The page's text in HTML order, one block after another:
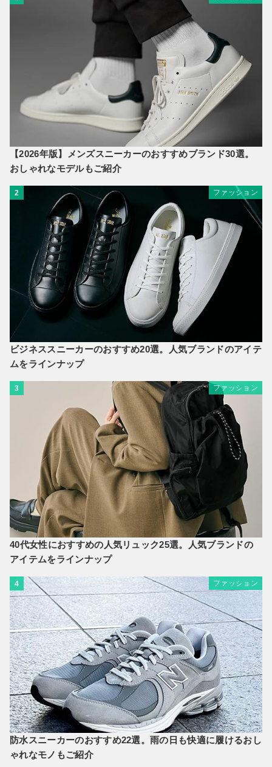
【2026年版】メンズスニーカーのおすすめブランド30選。
おしゃれなモデルもご紹介
2 ファッション
ビジネススニーカーのおすすめ20選。人気ブランドのアイテ
ムをラインナップ
3 ファッション
40代女性におすすめの人気リュック25選。人気ブランドの
アイテムをラインナップ
4 ファッション
防水スニーカーのおすすめ22選。雨の日も快適に履けるおし
ゃれなモノもご紹介